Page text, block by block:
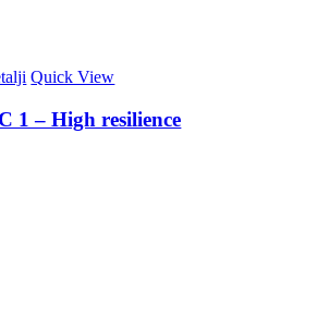
Quick View
1 – High resilience